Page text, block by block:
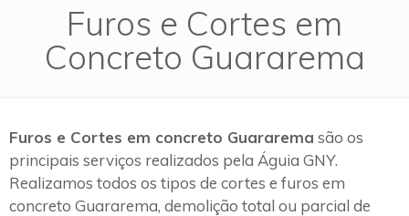
Furos e Cortes em
Concreto Guararema
Furos e Cortes em concreto Guararema são os
principais serviços realizados pela Águia GNY.
Realizamos todos os tipos de cortes e furos em
concreto Guararema, demolição total ou parcial de